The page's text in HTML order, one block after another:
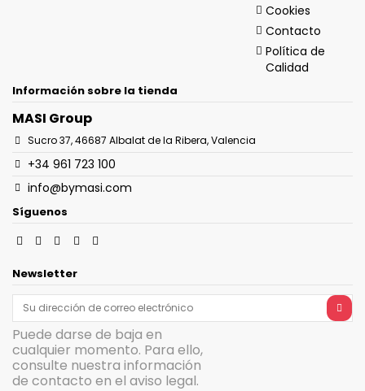
Cookies
Contacto
Política de
Calidad
Información sobre la tienda
MASI Group
Sucro 37, 46687 Albalat de la Ribera, Valencia
+34 961 723 100
info@bymasi.com
Síguenos
Newsletter
Puede darse de baja en
cualquier momento. Para ello,
consulte nuestra información
de contacto en el aviso legal.